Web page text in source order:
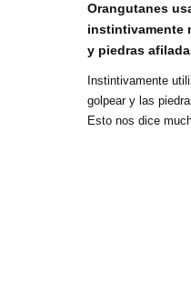
Orangutanes
instintivamente
y piedras
Instintivamente
golpear y las
Esto nos dice